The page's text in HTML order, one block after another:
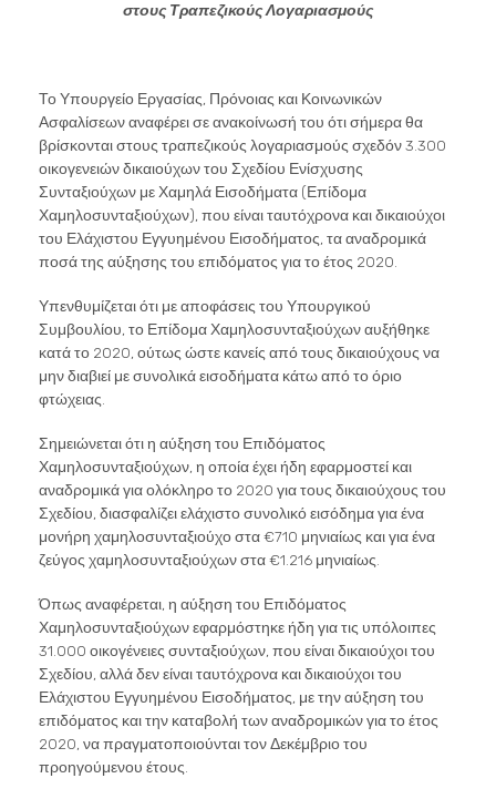
στους Τραπεζικούς Λογαριασμούς
Το Υπουργείο Εργασίας, Πρόνοιας και Κοινωνικών
Ασφαλίσεων αναφέρει σε ανακοίνωσή του ότι σήμερα θα
βρίσκονται στους τραπεζικούς λογαριασμούς σχεδόν 3.300
οικογενειών δικαιούχων του Σχεδίου Ενίσχυσης
Συνταξιούχων με Χαμηλά Εισοδήματα (Επίδομα
Χαμηλοσυνταξιούχων), που είναι ταυτόχρονα και δικαιούχοι
του Ελάχιστου Εγγυημένου Εισοδήματος, τα αναδρομικά
ποσά της αύξησης του επιδόματος για το έτος 2020.
Υπενθυμίζεται ότι με αποφάσεις του Υπουργικού
Συμβουλίου, το Επίδομα Χαμηλοσυνταξιούχων αυξήθηκε
κατά το 2020, ούτως ώστε κανείς από τους δικαιούχους να
μην διαβιεί με συνολικά εισοδήματα κάτω από το όριο
φτώχειας.
Σημειώνεται ότι η αύξηση του Επιδόματος
Χαμηλοσυνταξιούχων, η οποία έχει ήδη εφαρμοστεί και
αναδρομικά για ολόκληρο το 2020 για τους δικαιούχους του
Σχεδίου, διασφαλίζει ελάχιστο συνολικό εισόδημα για ένα
μονήρη χαμηλοσυνταξιούχο στα €710 μηνιαίως και για ένα
ζεύγος χαμηλοσυνταξιούχων στα €1.216 μηνιαίως.
Όπως αναφέρεται, η αύξηση του Επιδόματος
Χαμηλοσυνταξιούχων εφαρμόστηκε ήδη για τις υπόλοιπες
31.000 οικογένειες συνταξιούχων, που είναι δικαιούχοι του
Σχεδίου, αλλά δεν είναι ταυτόχρονα και δικαιούχοι του
Ελάχιστου Εγγυημένου Εισοδήματος, με την αύξηση του
επιδόματος και την καταβολή των αναδρομικών για το έτος
2020, να πραγματοποιούνται τον Δεκέμβριο του
προηγούμενου έτους.